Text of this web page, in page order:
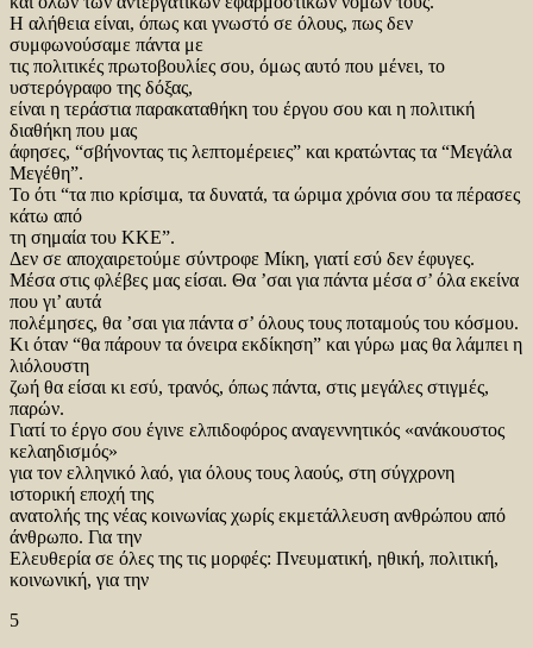
Η αλήθεια είναι, όπως και γνωστό σε όλους, πως δεν
συμφωνούσαμε πάντα με
τις πολιτικές πρωτοβουλίες σου, όμως αυτό που μένει, το
υστερόγραφο της δόξας,
είναι η τεράστια παρακαταθήκη του έργου σου και η πολιτική
διαθήκη που μας
άφησες, “σβήνοντας τις λεπτομέρειες” και κρατώντας τα “Μεγάλα
Μεγέθη”.
Το ότι “τα πιο κρίσιμα, τα δυνατά, τα ώριμα χρόνια σου τα πέρασες
κάτω από
τη σημαία του ΚΚΕ”.
Δεν σε αποχαιρετούμε σύντροφε Μίκη, γιατί εσύ δεν έφυγες.
Μέσα στις φλέβες μας είσαι. Θα ’σαι για πάντα μέσα σ’ όλα εκείνα
που γι’ αυτά
πολέμησες, θα ’σαι για πάντα σ’ όλους τους ποταμούς του κόσμου.
Κι όταν “θα πάρουν τα όνειρα εκδίκηση” και γύρω μας θα λάμπει η
λιόλουστη
ζωή θα είσαι κι εσύ, τρανός, όπως πάντα, στις μεγάλες στιγμές,
παρών.
Γιατί το έργο σου έγινε ελπιδοφόρος αναγεννητικός «ανάκουστος
κελαηδισμός»
για τον ελληνικό λαό, για όλους τους λαούς, στη σύγχρονη
ιστορική εποχή της
ανατολής της νέας κοινωνίας χωρίς εκμετάλλευση ανθρώπου από
άνθρωπο. Για την
Ελευθερία σε όλες της τις μορφές: Πνευματική, ηθική, πολιτική,
κοινωνική, για την
5